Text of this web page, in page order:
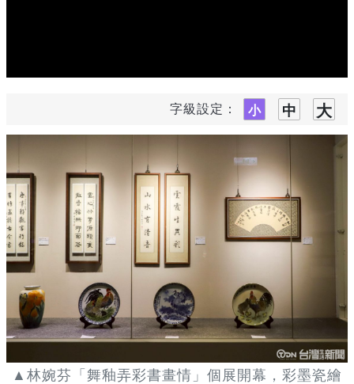
字級設定：
▲林婉芬「舞釉弄彩書畫情」個展開幕，彩墨瓷繪